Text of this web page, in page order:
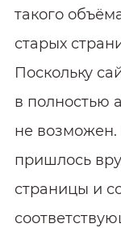
такого
старых
Поскольку
в полностью
не
пришлось
страницы и